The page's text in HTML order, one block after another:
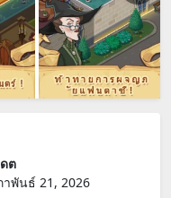
ต
าพันธ์ 21, 2026